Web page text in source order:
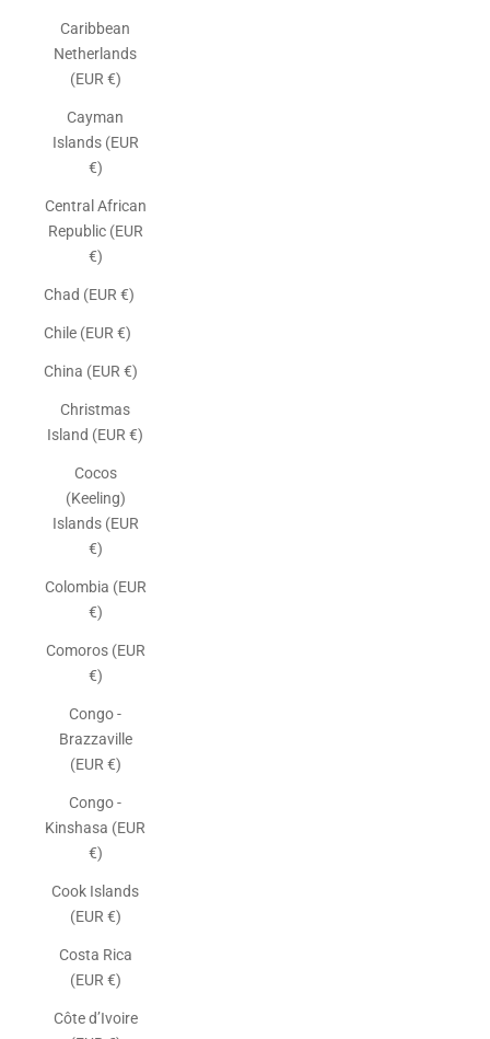
Caribbean
Netherlands
(EUR €)
Cayman
Islands (EUR
€)
Central African
Republic (EUR
€)
Chad (EUR €)
Chile (EUR €)
China (EUR €)
Christmas
Island (EUR €)
Cocos
(Keeling)
Islands (EUR
€)
Colombia (EUR
€)
Comoros (EUR
€)
Congo -
Brazzaville
(EUR €)
Congo -
Kinshasa (EUR
€)
Cook Islands
(EUR €)
Costa Rica
(EUR €)
Côte d’Ivoire